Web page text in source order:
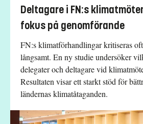
Deltagare i FN:s
fokus på genomförande
FN:s klimatförhandlingar kritiseras
långsamt. En ny studie undersöker
delegater och deltagare vid
Resultaten visar ett starkt stöd för
ländernas klimatåtaganden.